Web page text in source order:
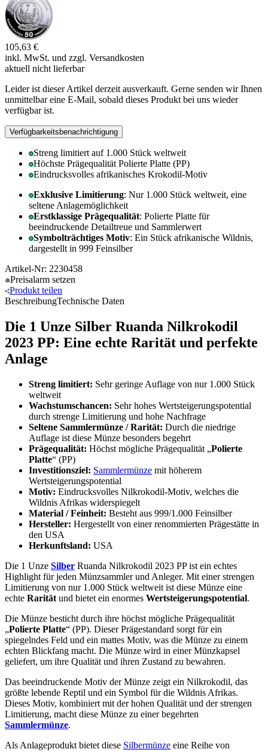
105,63 €
inkl. MwSt. und zzgl. Versandkosten
aktuell nicht lieferbar
Leider ist dieser Artikel derzeit ausverkauft. Gerne senden wir Ihnen
unmittelbar eine E-Mail, sobald dieses Produkt bei uns wieder
verfügbar ist.
Verfügbarkeitsbenachrichtigung
Streng limitiert auf 1.000 Stück weltweit
Höchste Prägequalität Polierte Platte (PP)
Eindrucksvolles afrikanisches Krokodil-Motiv
Exklusive Limitierung: Nur 1.000 Stück weltweit, eine
seltene Anlagemöglichkeit
Erstklassige Prägequalität: Polierte Platte für
beeindruckende Detailtreue und Sammlerwert
Symbolträchtiges Motiv: Ein Stück afrikanische Wildnis,
dargestellt in 999 Feinsilber
Artikel-Nr: 2230458
Preisalarm setzen
Produkt teilen
BeschreibungTechnische Daten
Die 1 Unze Silber Ruanda Nilkrokodil
2023 PP: Eine echte Rarität und perfekte
Anlage
Streng limitiert: Sehr geringe Auflage von nur 1.000 Stück
weltweit
Wachstumschancen: Sehr hohes Wertsteigerungspotential
durch strenge Limitierung und hohe Nachfrage
Seltene Sammlermünze / Rarität: Durch die niedrige
Auflage ist diese Münze besonders begehrt
Prägequalität: Höchst mögliche Prägequalität „Polierte
Platte“ (PP)
Investitionsziel: Sammlermünze mit höherem
Wertsteigerungspotential
Motiv: Eindrucksvolles Nilkrokodil-Motiv, welches die
Wildnis Afrikas widerspiegelt
Material / Feinheit: Besteht aus 999/1.000 Feinsilber
Hersteller: Hergestellt von einer renommierten Prägestätte in
den USA
Herkunftsland: USA
Die 1 Unze Silber Ruanda Nilkrokodil 2023 PP ist ein echtes
Highlight für jeden Münzsammler und Anleger. Mit einer strengen
Limitierung von nur 1.000 Stück weltweit ist diese Münze eine
echte Rarität und bietet ein enormes Wertsteigerungspotential.
Die Münze besticht durch ihre höchst mögliche Prägequalität
„Polierte Platte“ (PP). Dieser Prägestandard sorgt für ein
spiegelndes Feld und ein mattes Motiv, was die Münze zu einem
echten Blickfang macht. Die Münze wird in einer Münzkapsel
geliefert, um ihre Qualität und ihren Zustand zu bewahren.
Das beeindruckende Motiv der Münze zeigt ein Nilkrokodil, das
größte lebende Reptil und ein Symbol für die Wildnis Afrikas.
Dieses Motiv, kombiniert mit der hohen Qualität und der strengen
Limitierung, macht diese Münze zu einer begehrten
Sammlermünze.
Als Anlageprodukt bietet diese Silbermünze eine Reihe von